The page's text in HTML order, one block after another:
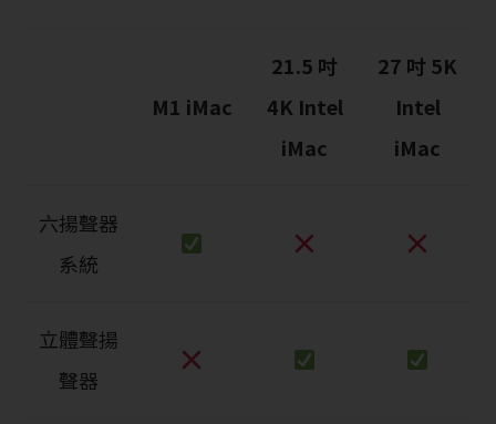
M1 iMac
21.5 吋
4K Intel
iMac
27 吋 5K
Intel
iMac
六揚聲器
系統
立體聲揚
聲器